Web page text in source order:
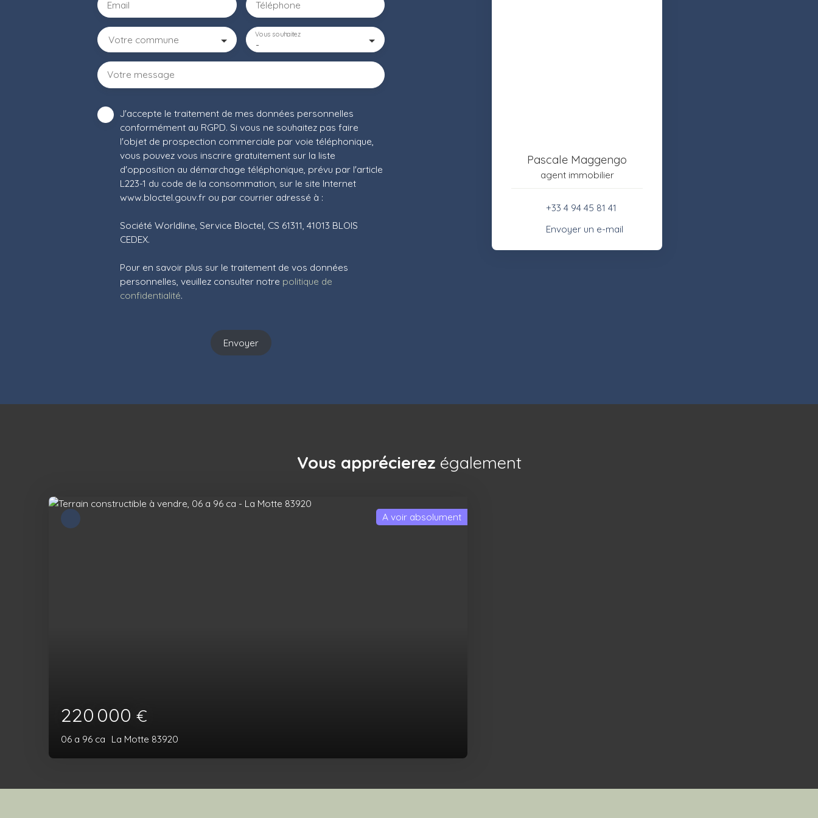
Email Téléphone
Votre commune -
Vous souhaitez
Votre message
J'accepte le traitement de mes données personnelles
conformément au RGPD. Si vous ne souhaitez pas faire
l'objet de prospection commerciale par voie téléphonique,
vous pouvez vous inscrire gratuitement sur la liste
d'opposition au démarchage téléphonique, prévu par l'article
L223-1 du code de la consommation, sur le site Internet
www.bloctel.gouv.fr ou par courrier adressé à :
Société Worldline, Service Bloctel, CS 61311, 41013 BLOIS
CEDEX.
Pour en savoir plus sur le traitement de vos données
personnelles, veuillez consulter notre politique de
confidentialité.
Envoyer
Pascale Maggengo
agent immobilier
+33 4 94 45 81 41
Envoyer un e-mail
Vous apprécierez également
220 000 €
06 a 96 ca La Motte 83920
A voir absolument